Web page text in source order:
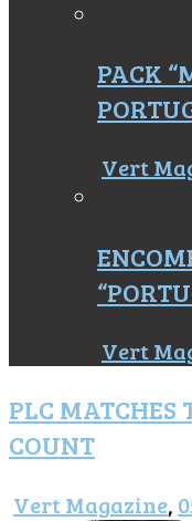
PACK
Vert
Vert
PLC MATCHES
COUNT
Vert Magazine,